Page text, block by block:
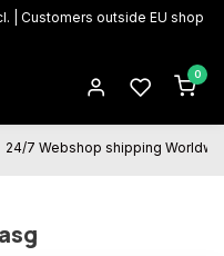
| Customers outside EU shop
0
24/7 Webshop shipping